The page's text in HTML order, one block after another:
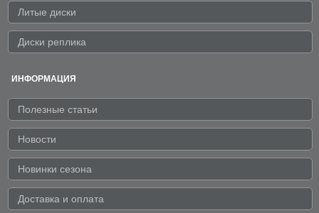
Литые диски
Диски реплика
ИНФОРМАЦИЯ
Полезные статьи
Новости
Новинки сезона
Доставка и оплата